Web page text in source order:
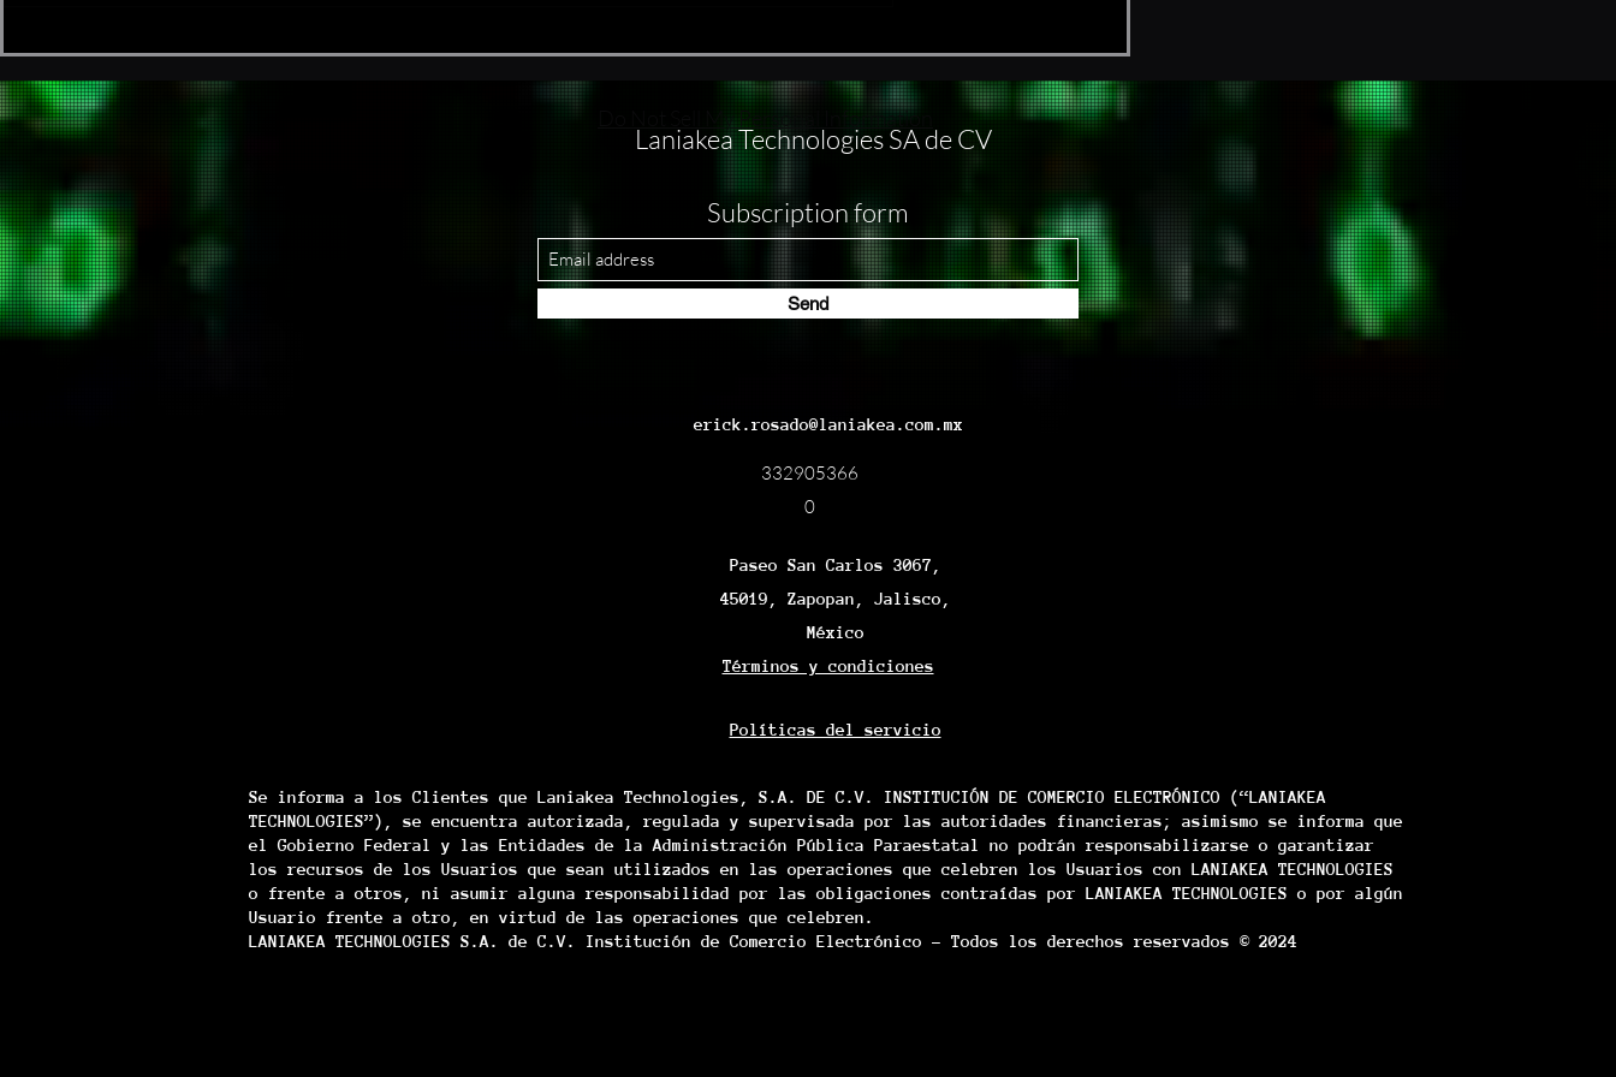
and somehow evolved
do with subagents, I usually
handle through separate
windows
Laniakea Technologies SA de CV
Do Not Sell My Personal Information
Subscription form
Send
erick.rosado@laniakea.com.mx
332905366
0
Paseo San Carlos 3067,
45019, Zapopan, Jalisco,
México
Términos y condiciones
Políticas del servicio
Se informa a los Clientes que Laniakea Technologies, S.A. DE C.V. INSTITUCIÓN DE COMERCIO ELECTRÓNICO (“LANIAKEA
TECHNOLOGIES”), se encuentra autorizada, regulada y supervisada por las autoridades financieras; asimismo se informa que
el Gobierno Federal y las Entidades de la Administración Pública Paraestatal no podrán responsabilizarse o garantizar
los recursos de los Usuarios que sean utilizados en las operaciones que celebren los Usuarios con LANIAKEA TECHNOLOGIES
o frente a otros, ni asumir alguna responsabilidad por las obligaciones contraídas por LANIAKEA TECHNOLOGIES o por algún
Usuario frente a otro, en virtud de las operaciones que celebren.
LANIAKEA TECHNOLOGIES S.A. de C.V. Institución de Comercio Electrónico - Todos los derechos reservados © 2024